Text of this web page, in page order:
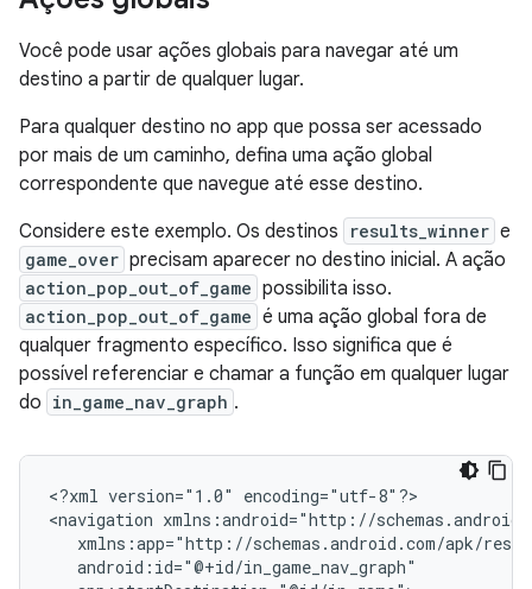
Você pode usar ações globais para navegar até um
destino a partir de qualquer lugar.
Para qualquer destino no app que possa ser acessado
por mais de um caminho, defina uma ação global
correspondente que navegue até esse destino.
Considere este exemplo. Os destinos
results_winner e
game_over precisam aparecer no destino inicial. A ação
action_pop_out_of_game possibilita isso.
action_pop_out_of_game é uma ação global fora de
qualquer fragmento específico. Isso significa que é
possível referenciar e chamar a função em qualquer lugar
do in_game_nav_graph .
<?xml version="1.0"
encoding="utf-8"?>
<navigation